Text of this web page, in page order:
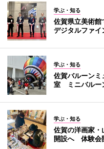
学ぶ・知る
佐賀県立美術
デジタルファイ
学ぶ・知る
佐賀バルーンミ
室 ミニバルー
学ぶ・知る
佐賀の洋画家・
開設へ 体験会